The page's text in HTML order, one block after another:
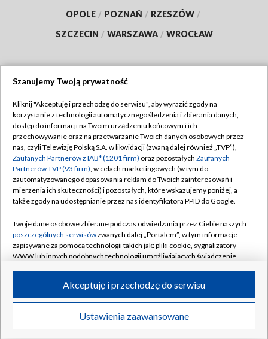
OPOLE / POZNAŃ / RZESZÓW /
SZCZECIN / WARSZAWA / WROCŁAW
TVP
Abonament TVP
Emisja w TVP
Centrum informacji TVP
Naziemna Telewizja Cyfrowa
Rada Programowa
System NOS
Informacje o nadawcy
Program dla prasy
Ogłoszenie przetargowe
Regulamin TVP
Polityka prywatności
Moje zgody
Pomoc
Kontakt
Kanały
©2026 Telewizja Polska S.A. w likwidacji
Szanujemy Twoją prywatność
Kliknij "Akceptuję i przechodzę do serwisu", aby wyrazić zgody na
korzystanie z technologii automatycznego śledzenia i zbierania danych,
dostęp do informacji na Twoim urządzeniu końcowym i ich
przechowywanie oraz na przetwarzanie Twoich danych osobowych przez
nas, czyli Telewizję Polską S.A. w likwidacji (zwaną dalej również „TVP”),
Zaufanych Partnerów z IAB* (1201 firm) oraz pozostałych Zaufanych
Partnerów TVP (93 firm), w celach marketingowych (w tym do
zautomatyzowanego dopasowania reklam do Twoich zainteresowań i
mierzenia ich skuteczności) i pozostałych, które wskazujemy poniżej, a
także zgody na udostępnianie przez nas identyfikatora PPID do Google.
Twoje dane osobowe zbierane podczas odwiedzania przez Ciebie naszych
poszczególnych serwisówzwanych dalej „Portalem”, w tym informacje
zapisywane za pomocą technologii takich jak: pliki cookie, sygnalizatory
WWW lub innych podobnych technologii umożliwiających świadczenie
ruchu w Internecie.
Twoje dane osobowe zbierane podczas odwiedzania przez Ciebie
poszczególnych serwisówna Portalu, takie jak adresy IP, identyfikatory
Ustawienia zaawansowane
Akceptuję i przechodzę do serwisu